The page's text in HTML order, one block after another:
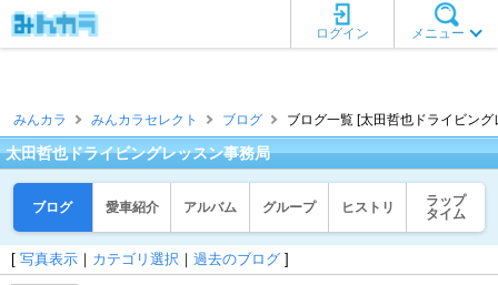
メニュー
ログイン
みんカラ みんカラセレクト ブログ ブログ一覧 [太田哲也ドライビン
太田哲也ドライビングレッスン事務局
ブログ 愛車紹介 アルバム グループ ヒストリ
ラップ
タイム
[ 写真表示 ｜ カテゴリ選択 ｜ 過去のブログ ]